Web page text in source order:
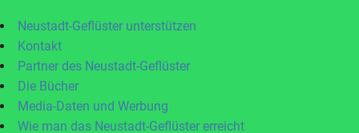
Neustadt-Geflüster unterstützen
Kontakt
Partner des Neustadt-Geflüster
Die Bücher
Media-Daten und Werbung
Wie man das Neustadt-Geflüster erreicht